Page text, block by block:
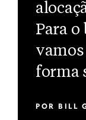
Para
forma
POR BILL